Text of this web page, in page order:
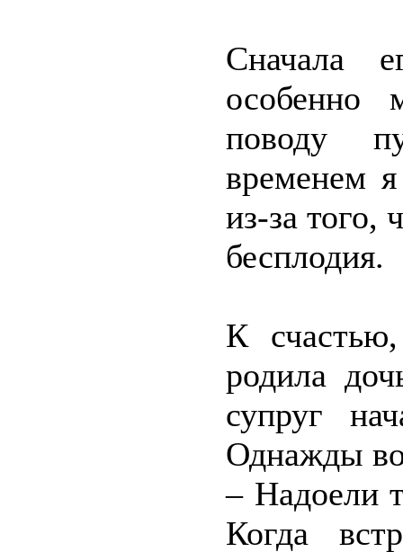
Сначала
особенно
поводу
временем
из-за того,
бесплодия.
К
родила
супруг
Однажды
– Надоели
Когда